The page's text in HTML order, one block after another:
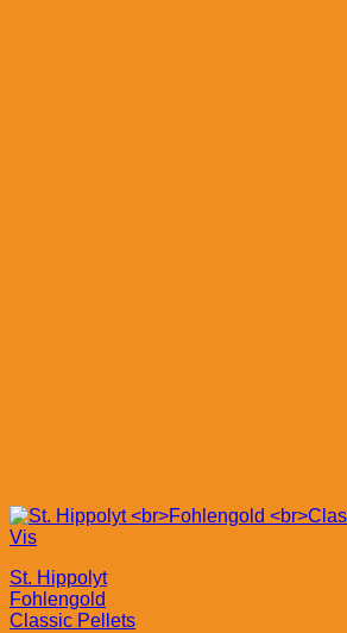
Vis
St. Hippolyt
Fohlengold
Classic Pellets